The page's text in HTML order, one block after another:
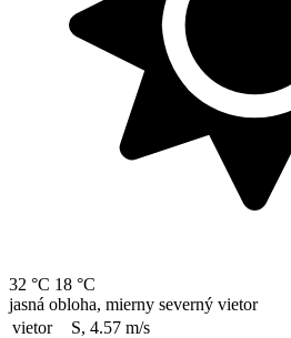
32 °C 18 °C
jasná obloha, mierny severný vietor
vietor
S, 4.57 m/s